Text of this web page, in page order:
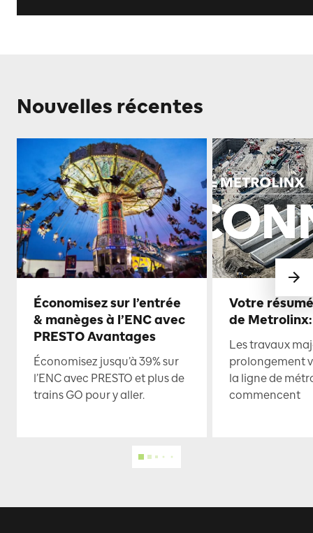
Nouvelles récentes
Économisez sur l’entrée
& manèges à l’ENC avec
PRESTO Avantages
Économisez jusqu’à 39% sur
l’ENC avec PRESTO et plus de
trains GO pour y aller.
Votre
de
Les travaux
prolongement
la ligne de
commencent